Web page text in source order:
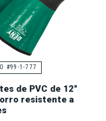
#99-1-777
de PVC de 12"
resistente a